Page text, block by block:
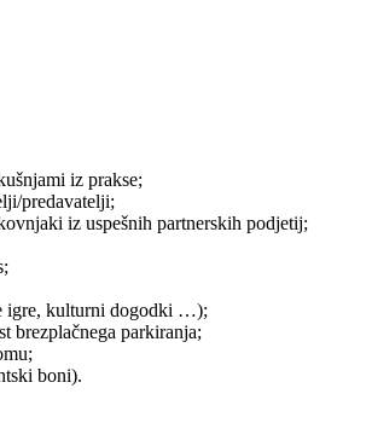
iz prakse;
predavatelji;
iz uspešnih partnerskih podjetij;
igre, kulturni dogodki …);
brezplačnega parkiranja;
boni).